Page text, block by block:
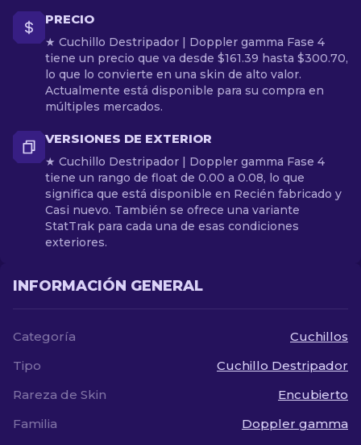
PRECIO
★ Cuchillo Destripador | Doppler gamma Fase 4
tiene un precio que va desde $161.39 hasta $300.70,
lo que lo convierte en una skin de alto valor.
Actualmente está disponible para su compra en
múltiples mercados.
VERSIONES DE EXTERIOR
★ Cuchillo Destripador | Doppler gamma Fase 4
tiene un rango de float de 0.00 a 0.08, lo que
significa que está disponible en Recién fabricado y
Casi nuevo. También se ofrece una variante
StatTrak para cada una de esas condiciones
exteriores.
INFORMACIÓN GENERAL
Categoría
Cuchillos
Tipo
Cuchillo Destripador
Rareza de Skin
Encubierto
Familia
Doppler gamma